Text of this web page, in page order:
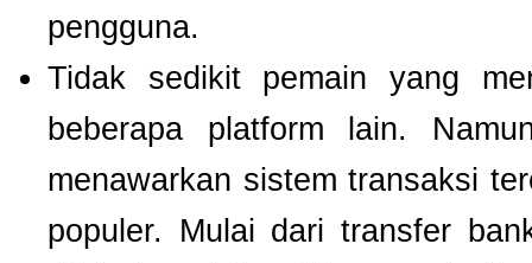
pengguna.
Tidak sedikit pemain yang
beberapa platform lain.
menawarkan sistem transaksi
populer. Mulai dari transfer